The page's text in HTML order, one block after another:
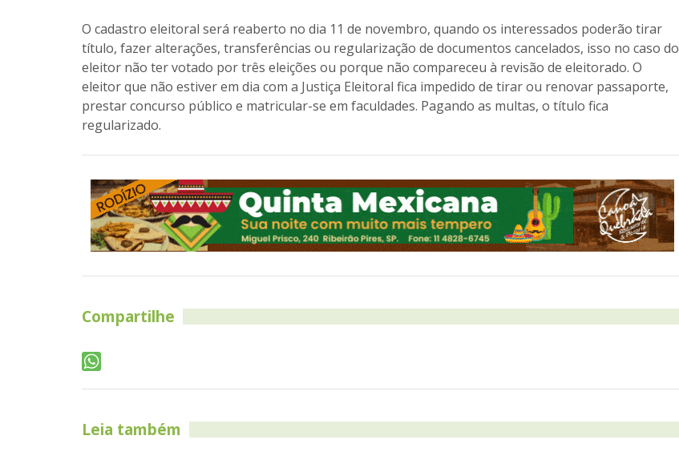
O cadastro eleitoral será reaberto no dia 11 de novembro, quando os interessados poderão tirar
título, fazer alterações, transferências ou regularização de documentos cancelados, isso no caso do
eleitor não ter votado por três eleições ou porque não compareceu à revisão de eleitorado. O
eleitor que não estiver em dia com a Justiça Eleitoral fica impedido de tirar ou renovar passaporte,
prestar concurso público e matricular-se em faculdades. Pagando as multas, o título fica
regularizado.
Compartilhe
Leia também